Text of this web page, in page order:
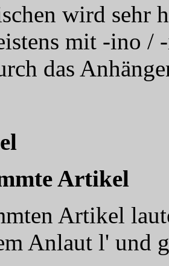
wird sehr
mit -ino /
das
Artikel
Artikel
Anlaut l' und